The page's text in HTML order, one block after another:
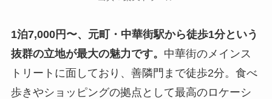
1泊7,000円〜、元町・中華街駅から徒歩1分という
抜群の立地が最大の魅力です。 中華街のメインス
トリートに面しており、善隣門まで徒歩2分。食べ
歩きやショッピングの拠点として最高のロケーシ